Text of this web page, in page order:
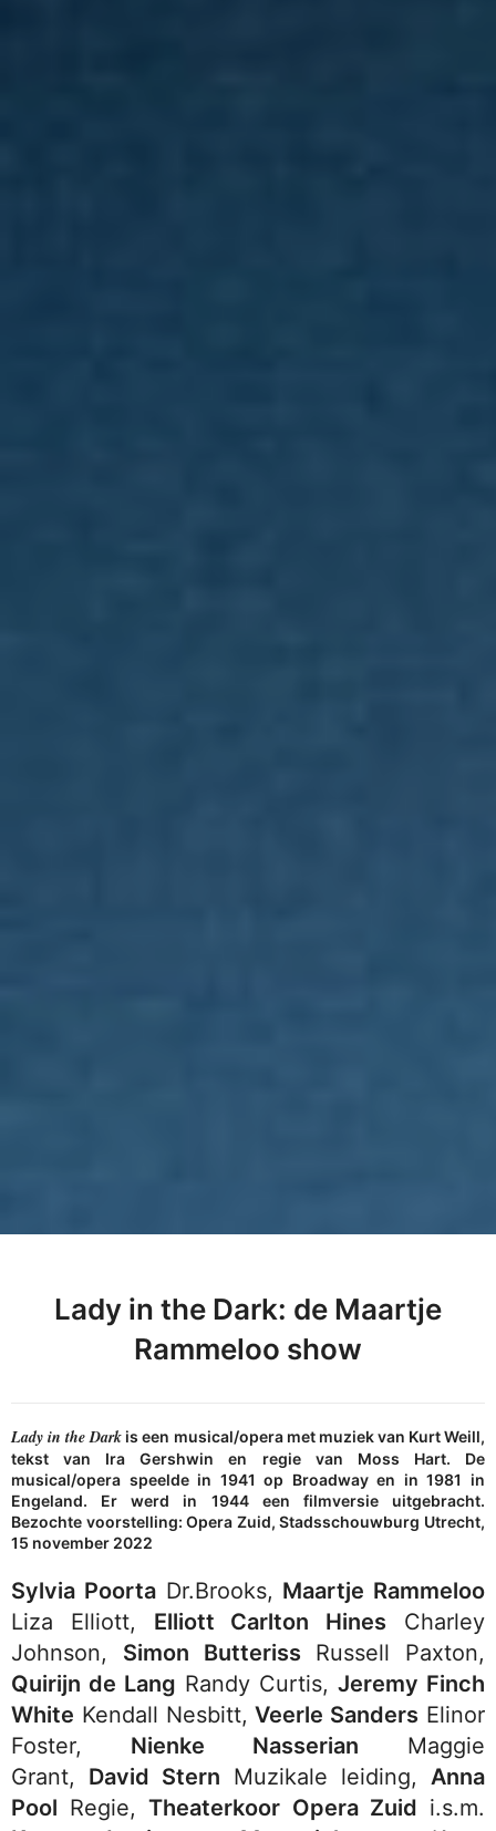
Lady in the Dark: de Maartje
Rammeloo show
Lady in the Dark is een musical/opera met muziek van Kurt Weill,
tekst van Ira Gershwin en regie van Moss Hart. De
musical/opera speelde in 1941 op Broadway en in 1981 in
Engeland. Er werd in 1944 een filmversie uitgebracht.
Bezochte voorstelling: Opera Zuid, Stadsschouwburg Utrecht,
15 november 2022
Sylvia PoortaDr.Brooks, Maartje Rammeloo
Liza Elliott, Elliott Carlton Hines Charley
Johnson, Simon Butteriss Russell Paxton,
Quirijn de Lang Randy Curtis, Jeremy Finch
White Kendall Nesbitt,Veerle Sanders Elinor
Foster, Nienke Nasserian Maggie
Grant, David Stern Muzikale leiding, Anna
Pool Regie,Theaterkoor Opera Zuid i.s.m.